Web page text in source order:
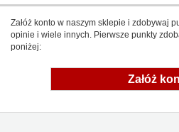
Załóż konto w naszym sklepie i zdobywaj
opinie i wiele innych. Pierwsze punkty
poniżej:
Załóż